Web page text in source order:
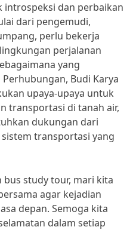
dan perbaikan
dari pengemudi,
perlu bekerja
perjalanan
yang
Budi Karya
upaya-upaya untuk
transportasi di tanah air,
dukungan dari
transportasi yang
bus study tour, mari kita
agar kejadian
depan. Semoga kita
dalam setiap